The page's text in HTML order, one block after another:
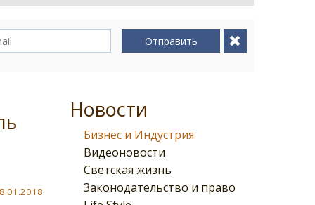
Отправить
Новости
Бизнес и Индустрия
Видеоновости
Светская жизнь
Законодательство и право